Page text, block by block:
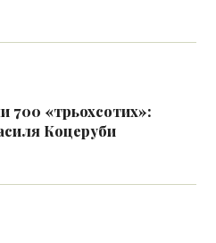
700 «трьохсотих»:
Коцеруби